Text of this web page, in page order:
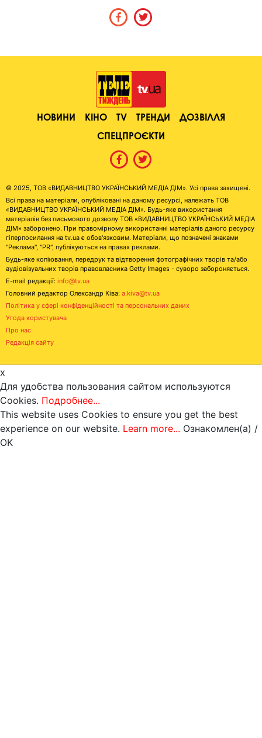
НОВИНИ КІНО TV ТРЕНДИ
ДОЗВІЛЛЯ
СПЕЦПРОЄКТИ
© 2025, ТОВ «ВИДАВНИЦТВО УКРАЇНСЬКИЙ МЕДІА ДІМ». Усі права захищені.
Всі права на матеріали, опубліковані на даному ресурсі, належать ТОВ
«ВИДАВНИЦТВО УКРАЇНСЬКИЙ МЕДІА ДІМ». Будь-яке використання
матеріалів без письмового дозволу ТОВ «ВИДАВНИЦТВО УКРАЇНСЬКИЙ МЕДІА
ДІМ» заборонено. При правомірному використанні матеріалів даного ресурсу
гіперпосилання на tv.ua є обов'язковим. Матеріали, що позначені знаками
"Реклама", "PR", публікуються на правах реклами.
Будь-яке копіювання, передрук та відтворення фотографічних творів та/або
аудіовізуальних творів правовласника Getty Images - суворо забороняється.
E-mail редакції: info@tv.ua
Головний редактор Олександр Ківа: a.kiva@tv.ua
Політика у сфері конфіденційності та персональних даних
Угода користувача
Про нас
Редакція сайту
x
Для удобства пользования сайтом используются
Cookies. Подробнее...
This website uses Cookies to ensure you get the best
experience on our website. Learn more... Ознакомлен(а) /
OK